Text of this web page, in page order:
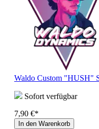
Waldo Custom "HUSH"
Sofort verfügbar
7,90 €*
In den Warenkorb